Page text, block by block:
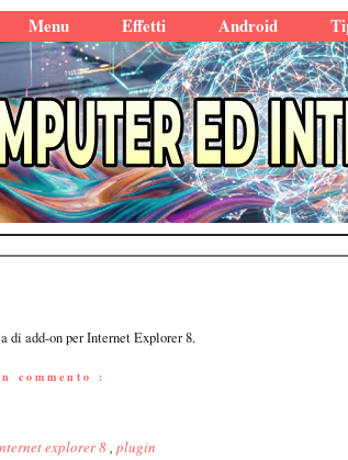
Menu Effetti Android
di add-on per Internet Explorer 8.
commento :
explorer 8, plugin